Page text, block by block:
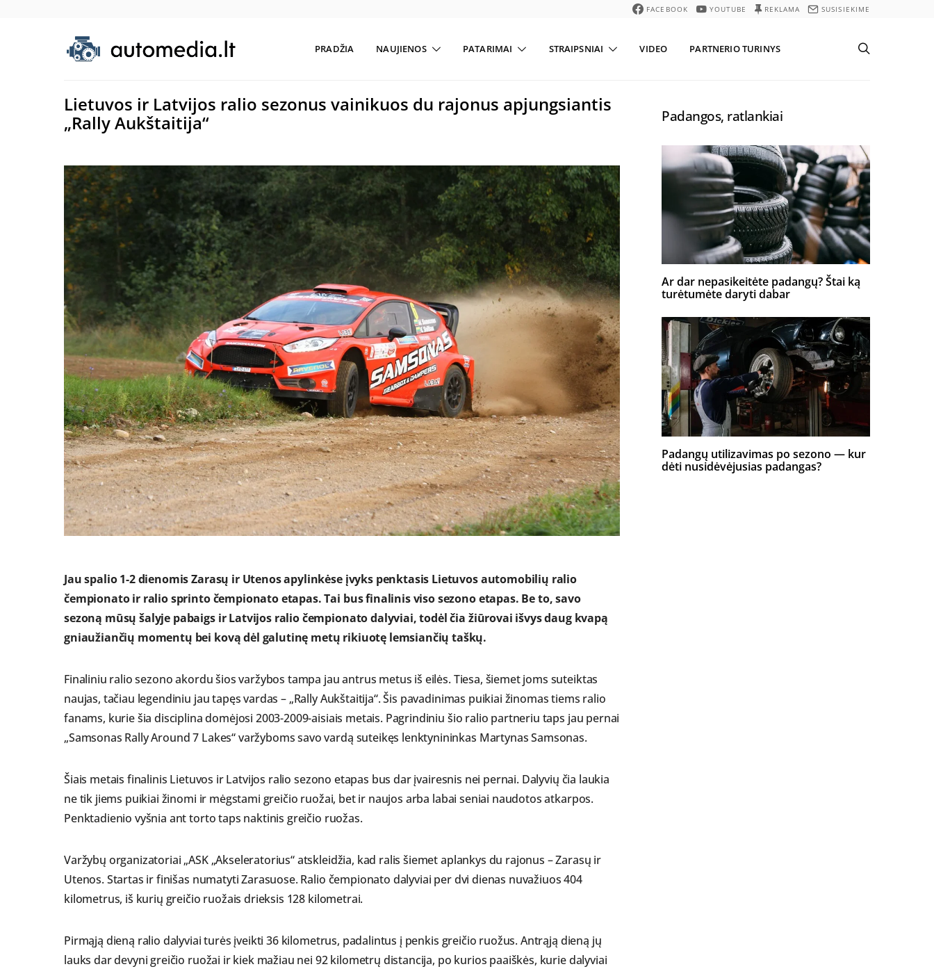
FACEBOOK YOUTUBE REKLAMA SUSISIEKIME
PRADŽIA NAUJIENOS PATARIMAI STRAIPSNIAI VIDEO PARTNERIO TURINYS
Lietuvos ir Latvijos ralio sezonus vainikuos du rajonus apjungsiantis
„Rally Aukštaitija“
Jau spalio 1-2 dienomis Zarasų ir Utenos apylinkėse įvyks penktasis Lietuvos automobilių ralio
čempionato ir ralio sprinto čempionato etapas. Tai bus finalinis viso sezono etapas. Be to, savo
sezoną mūsų šalyje pabaigs ir Latvijos ralio čempionato dalyviai, todėl čia žiūrovai išvys daug kvapą
gniaužiančių momentų bei kovą dėl galutinę metų rikiuotę lemsiančių taškų.
Finaliniu ralio sezono akordu šios varžybos tampa jau antrus metus iš eilės. Tiesa, šiemet joms suteiktas
naujas, tačiau legendiniu jau tapęs vardas – „Rally Aukštaitija“. Šis pavadinimas puikiai žinomas tiems ralio
fanams, kurie šia disciplina domėjosi 2003-2009-aisiais metais. Pagrindiniu šio ralio partneriu taps jau pernai
„Samsonas Rally Around 7 Lakes“ varžyboms savo vardą suteikęs lenktynininkas Martynas Samsonas.
Šiais metais finalinis Lietuvos ir Latvijos ralio sezono etapas bus dar įvairesnis nei pernai. Dalyvių čia laukia
ne tik jiems puikiai žinomi ir mėgstami greičio ruožai, bet ir naujos arba labai seniai naudotos atkarpos.
Penktadienio vyšnia ant torto taps naktinis greičio ruožas.
Varžybų organizatoriai „ASK „Akseleratorius“ atskleidžia, kad ralis šiemet aplankys du rajonus – Zarasų ir
Utenos. Startas ir finišas numatyti Zarasuose. Ralio čempionato dalyviai per dvi dienas nuvažiuos 404
kilometrus, iš kurių greičio ruožais drieksis 128 kilometrai.
Pirmąją dieną ralio dalyviai turės įveikti 36 kilometrus, padalintus į penkis greičio ruožus. Antrąją dieną jų
lauks dar devyni greičio ruožai ir kiek mažiau nei 92 kilometrų distancija, po kurios paaiškės, kurie dalyviai
Padangos, ratlankiai
Ar dar nepasikeitėte padangų? Štai ką
turėtumėte daryti dabar
Padangų utilizavimas po sezono — kur
dėti nusidėvėjusias padangas?